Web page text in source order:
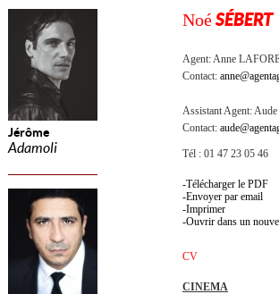
Jérôme
Adamoli
NoéSÉBERT
Agent:Anne
Contact:
Assistant Agent:Aude
Contact:
Tél : 01 47 23 05 46
Télécharger le PDF
Envoyer par email
Imprimer
Ouvrir dans un
CV
CINEMA